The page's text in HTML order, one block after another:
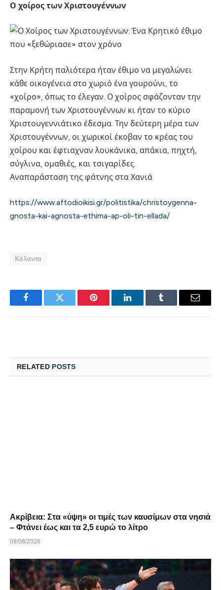
Ο χοίρος των Χριστουγέννων
Στην Κρήτη παλιότερα ήταν έθιμο να μεγαλώνει
κάθε οικογένεια στο χωριό ένα γουρούνι, το
«χοίρο», όπως το έλεγαν. Ο χοίρος σφάζονταν την
παραμονή των Χριστουγέννων κι ήταν το κύριο
Χριστουγεννιάτικο έδεσμα. Την δεύτερη μέρα των
Χριστουγέννων, οι χωρικοί έκοβαν το κρέας του
χοίρου και έφτιαχναν λουκάνικα, απάκια, πηχτή,
σύγλινα, ομαθιές, και τσιγαρίδες.
Αναπαράσταση της φάτνης στα Χανιά
https://www.aftodioikisi.gr/politistika/christoygenna-
gnosta-kai-agnosta-ethima-ap-oli-tin-ellada/
Κάλαντα
FacebookTwitter Pinterest LinkedInTumblr Email
RELATED POSTS
Ακρίβεια: Στα «ύψη» οι τιμές των καυσίμων στα νησιά
– Φτάνει έως και τα 2,5 ευρώ το λίτρο
09/08/2026